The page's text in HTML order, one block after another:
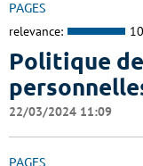
PAGES
relevance:
Politique
22/03/2024 11:09
PAGES